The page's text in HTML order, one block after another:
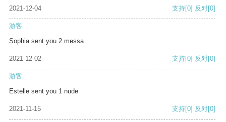
2021-12-04 支持[0] 反对[0]
游客
Sophia sent you 2 messa
2021-12-02 支持[0] 反对[0]
游客
Estelle sent you 1 nude
2021-11-15 支持[0] 反对[0]